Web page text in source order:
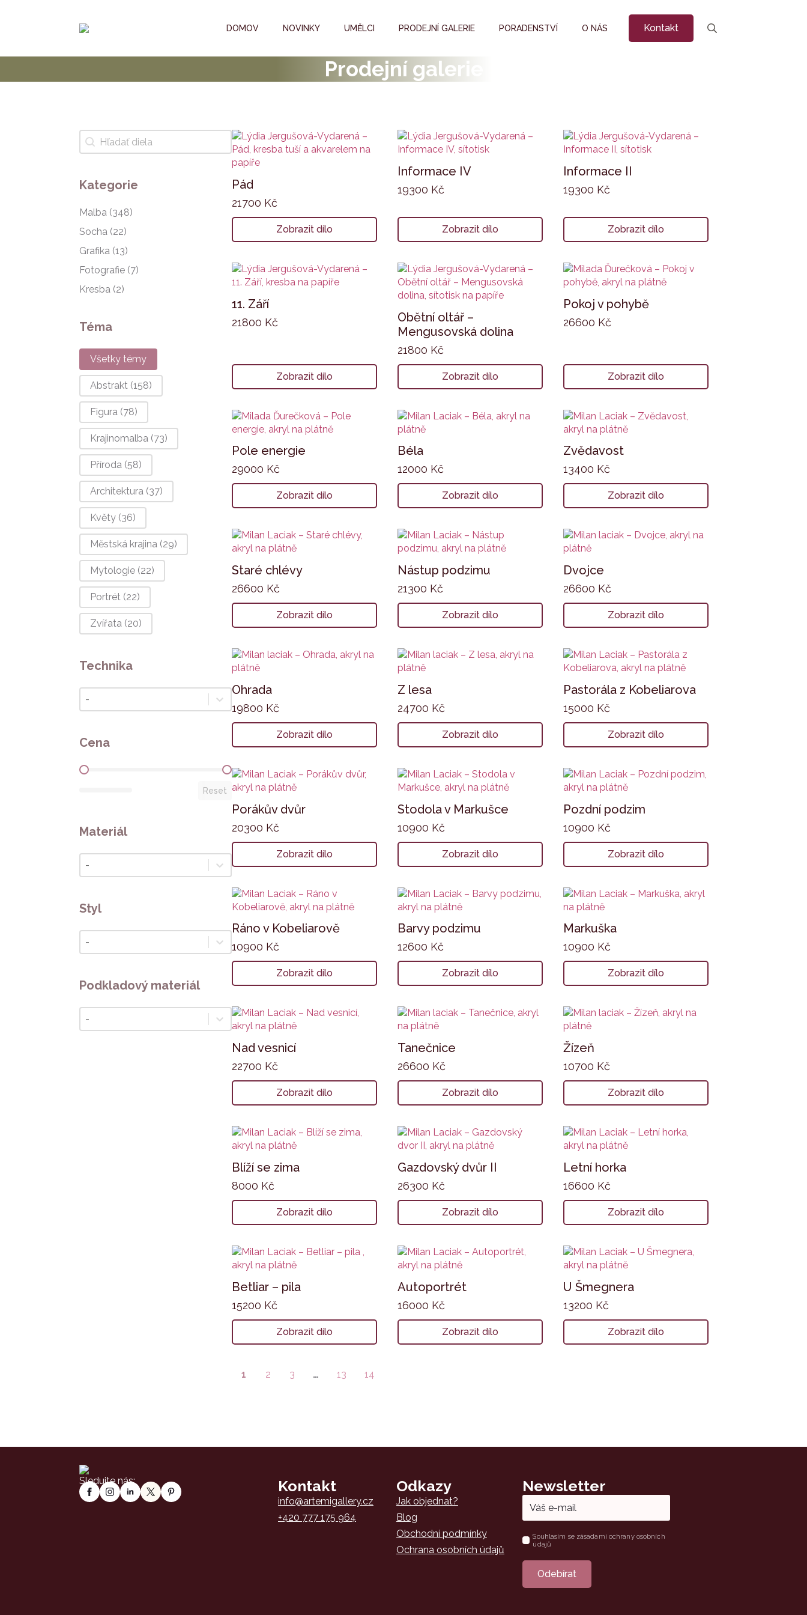
DOMOV NOVINKY UMĚLCI PRODEJNÍ GALERIE PORADENSTVÍ O NÁS
Kontakt
Prodejní galerie
Hledat
Search content
Kategorie
Kategorie
Malba (348)
Socha (22)
Grafika (13)
Fotografie (7)
Kresba (2)
Téma
Téma
Všetky témy
Abstrakt (158)
Figura (78)
Krajinomalba (73)
Příroda (58)
Architektura (37)
Květy (36)
Městská krajina (29)
Mytologie (22)
Portrét (22)
Zvířata (20)
Technika
Cena
Cena
Reset
Materiál
Styl
Podkladový materiál
Pád
21700 Kč
Zobrazit dílo
Informace IV
19300 Kč
Zobrazit dílo
Informace II
19300 Kč
Zobrazit dílo
11. Září
21800 Kč
Zobrazit dílo
Obětní oltář –
Mengusovská dolina
21800 Kč
Zobrazit dílo
Pokoj v pohybě
26600 Kč
Zobrazit dílo
Pole energie
29000 Kč
Zobrazit dílo
Béla
12000 Kč
Zobrazit dílo
Zvědavost
13400 Kč
Zobrazit dílo
Staré chlévy
26600 Kč
Zobrazit dílo
Nástup podzimu
21300 Kč
Zobrazit dílo
Dvojce
26600 Kč
Zobrazit dílo
Ohrada
19800 Kč
Zobrazit dílo
Z lesa
24700 Kč
Zobrazit dílo
Pastorála z Kobeliarova
15000 Kč
Zobrazit dílo
Porákův dvůr
20300 Kč
Zobrazit dílo
Stodola v Markušce
10900 Kč
Zobrazit dílo
Pozdní podzim
10900 Kč
Zobrazit dílo
Ráno v Kobeliarově
10900 Kč
Zobrazit dílo
Barvy podzimu
12600 Kč
Zobrazit dílo
Markuška
10900 Kč
Zobrazit dílo
Nad vesnicí
22700 Kč
Zobrazit dílo
Tanečnice
26600 Kč
Zobrazit dílo
Žízeň
10700 Kč
Zobrazit dílo
Blíží se zima
8000 Kč
Zobrazit dílo
Gazdovský dvůr II
26300 Kč
Zobrazit dílo
Letní horka
16600 Kč
Zobrazit dílo
Betliar – pila
15200 Kč
Zobrazit dílo
Autoportrét
16000 Kč
Zobrazit dílo
U Šmegnera
13200 Kč
Zobrazit dílo
1 2 3 … 13 14
Sledujte nás: Kontakt
info@artemigallery.cz
+420 777 175 964
Odkazy
Jak objednat?
Blog
Obchodní podmínky
Ochrana osobních údajů
Newsletter
Email
Name
*
Souhlasím se zásadami ochrany osobních
údajů
Odebírat